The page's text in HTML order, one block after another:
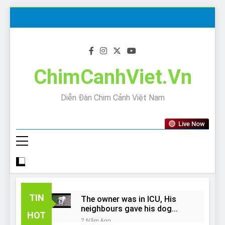
ChimCanhViet.Vn
Diễn Đàn Chim Cảnh Việt Nam
Live Now
TIN
HOT
The owner was in ICU, His
neighbours gave his dog
away!
7 Năm Ago